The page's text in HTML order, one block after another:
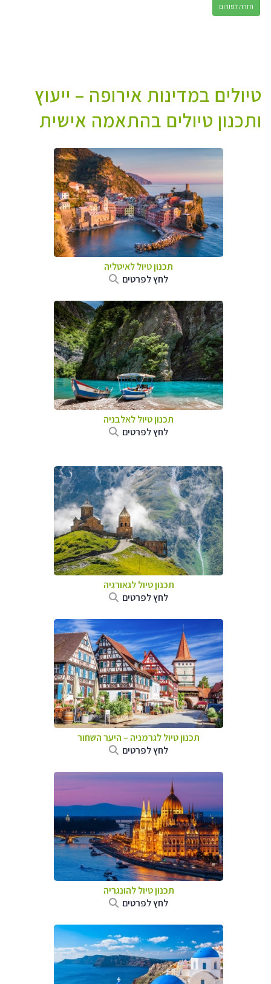
חזרה לפורום
טיולים במדינות אירופה – ייעוץ
ותכנון טיולים בהתאמה אישית
תכנון טיול לאיטליה
לחץ לפרטים
תכנון טיול לאלבניה
לחץ לפרטים
תכנון טיול לגאורגיה
לחץ לפרטים
תכנון טיול לגרמניה – היער השחור
לחץ לפרטים
תכנון טיול להונגריה
לחץ לפרטים